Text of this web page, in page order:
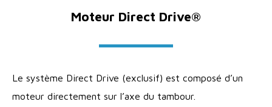
Moteur Direct Drive®
Le système Direct Drive (exclusif) est composé d’un
moteur directement sur l’axe du tambour.